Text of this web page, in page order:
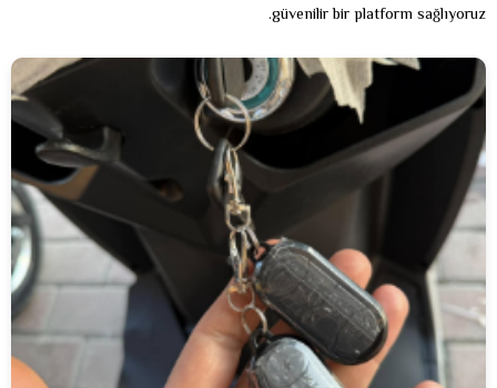
güvenilir bir platform sağlıyoruz.